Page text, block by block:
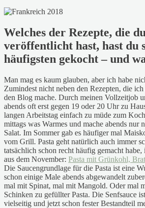
Welches der Rezepte, die
veröffentlicht hast, hast du
häufigsten gekocht – und
Man mag es kaum glauben, aber ich habe
Zumindest nicht neben den Rezepten, die
den Blog mache. Durch meinen Vollzeitjob
abends oft erst gegen 19 oder 20 Uhr zu
langen Arbeitstag einfach zu müde zum
mittags was Warmes und mache abends nur
Salat. Im Sommer gab es häufiger mal
vom Grill. Pasta geht natürlich auch immer
tatsächlich schon recht häufig gemacht
aus dem November: Pasta mit Grünkohl,
Die Saucengrundlage für die Pasta ist eine
schon einige Male abends abgewandelt
mal mit Spinat, mal mit Mangold. Oder mal
Schinken zu gefüllter Pasta. Die Senfsauce
vielseitig und jetzt schon fester Bestandteil